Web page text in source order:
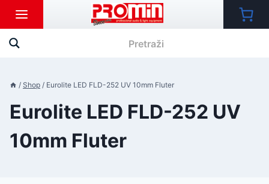
content
/ Shop / Eurolite LED FLD-252 UV 10mm Fluter
Eurolite LED FLD-252 UV
10mm Fluter